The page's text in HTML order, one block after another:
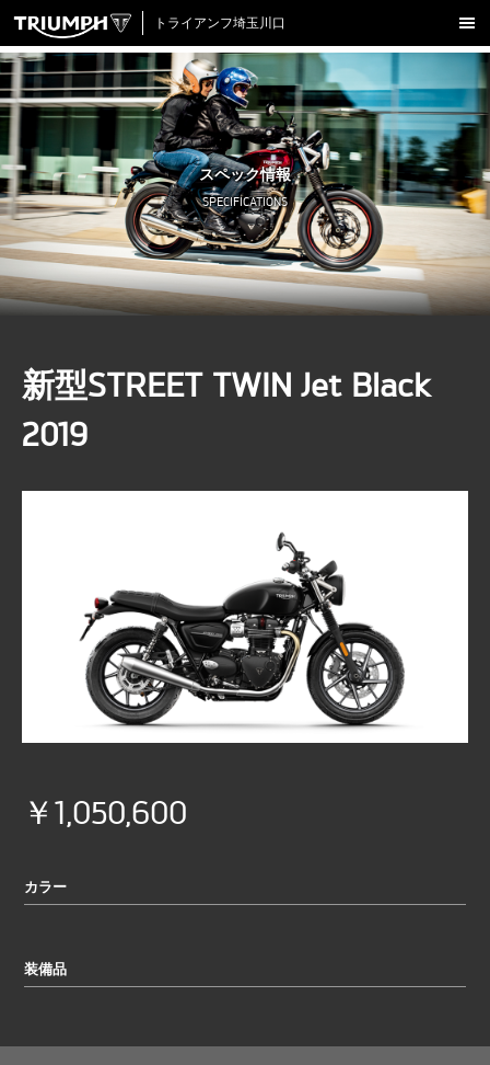
トライアンフ埼玉川口
試乗車一覧
認定中古車
アクセサリー
クロージング
アップデート
店舗情報
スペック情報
SPECIFICATIONS
新型STREET TWIN Jet Black
2019
￥1,050,600
カラー
装備品